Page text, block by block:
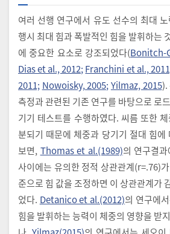
여러 선행 연구에서 유도 선수의 최대
행시 최대 힘과 폭발적인 힘을 발휘하는
에 중요한 요소로 강조되었다(Bonitch-
Dias et al., 2012; Franchini et al.,
2011; Nowoisky, 2005; Yilmaz, 2015).
측정과 관련된 기존 연구를 바탕으로 로
기기 테스트를 수행하였다. 씨름 또한
분되기 때문에 체중과 당기기 절대 힘에
보면, Thomas et al.(1989)의 연구결
사이에는 유의한 정적 상관관계(r=.76)
준으로 힘 값을 조정하면 이 상관관계가
었다. Detanico et al.(2012)의 연구에
힘을 발휘하는 능력이 체중의 영향을 받